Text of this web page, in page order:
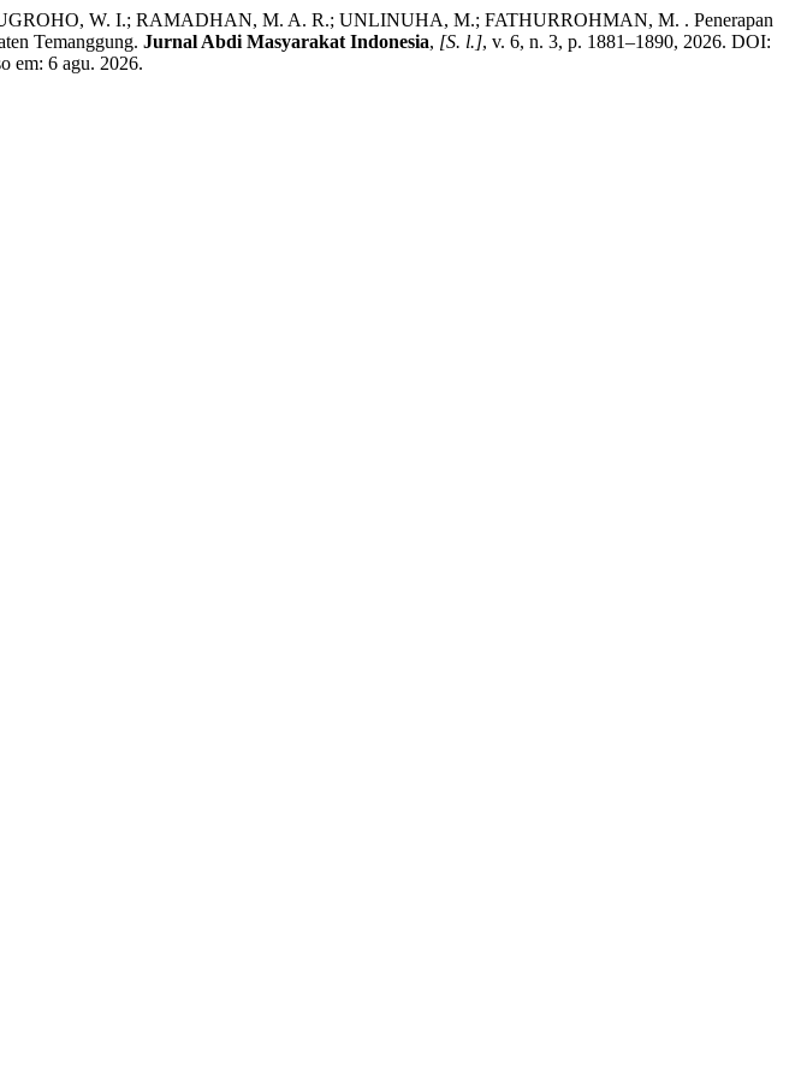
W. I.; RAMADHAN, M. A. R.; UNLINUHA, M.; FATHURROHMAN, M. . Penerapan
Temanggung. Jurnal Abdi Masyarakat Indonesia, [S. l.], v. 6, n. 3, p. 1881–1890, 2026. DOI:
em: 6 agu. 2026.